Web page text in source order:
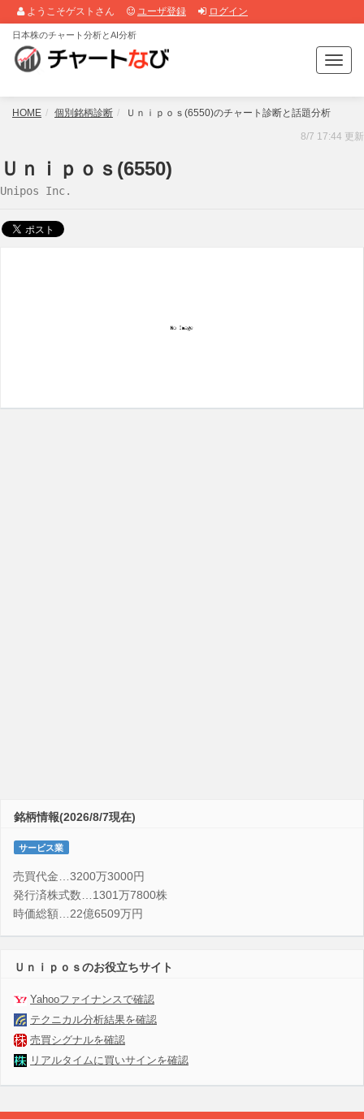
ようこそゲストさん ユーザ登録 ログイン
T
o
g
e
日本株のチャート分析とAI分析
HOME 個別銘柄診断 Ｕｎｉｐｏｓ(6550)のチャート診断と話題分析
8/7 17:44 更新
Ｕｎｉｐｏｓ(6550)
Unipos Inc.
銘柄情報(2026/8/7現在)
サービス業
売買代金…3200万3000円
発行済株式数…1301万7800株
時価総額…22億6509万円
Ｕｎｉｐｏｓのお役立ちサイト
Yahooファイナンスで確認
テクニカル分析結果を確認
売買シグナルを確認
リアルタイムに買いサインを確認